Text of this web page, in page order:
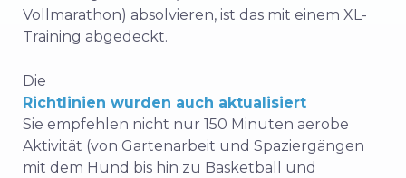
Vollmarathon) absolvieren, ist das mit einem XL-
Training abgedeckt.
Die
Richtlinien wurden auch aktualisiert
Sie empfehlen nicht nur 150 Minuten aerobe
Aktivität (von Gartenarbeit und Spaziergängen
mit dem Hund bis hin zu Basketball und